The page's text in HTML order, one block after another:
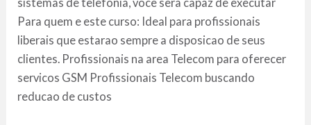
sistemas de telefonia, voce sera capaz de executar
Para quem e este curso: Ideal para profissionais
liberais que estarao sempre a disposicao de seus
clientes. Profissionais na area Telecom para oferecer
servicos GSM Profissionais Telecom buscando
reducao de custos